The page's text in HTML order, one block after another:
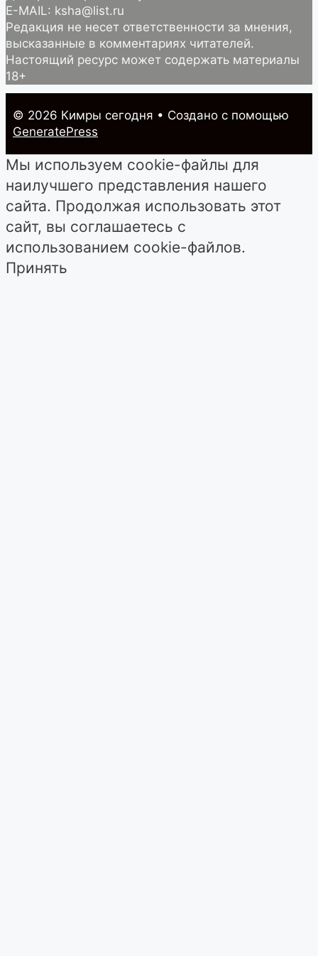
E-MAIL: ksha@list.ru
Редакция не несет ответственности за мнения,
высказанные в комментариях читателей.
Настоящий ресурс может содержать материалы
18+
© 2026 Кимры cегодня • Создано с помощью
GeneratePress
Мы используем cookie-файлы для
наилучшего представления нашего
сайта. Продолжая использовать этот
сайт, вы соглашаетесь с
использованием cookie-файлов.
Принять